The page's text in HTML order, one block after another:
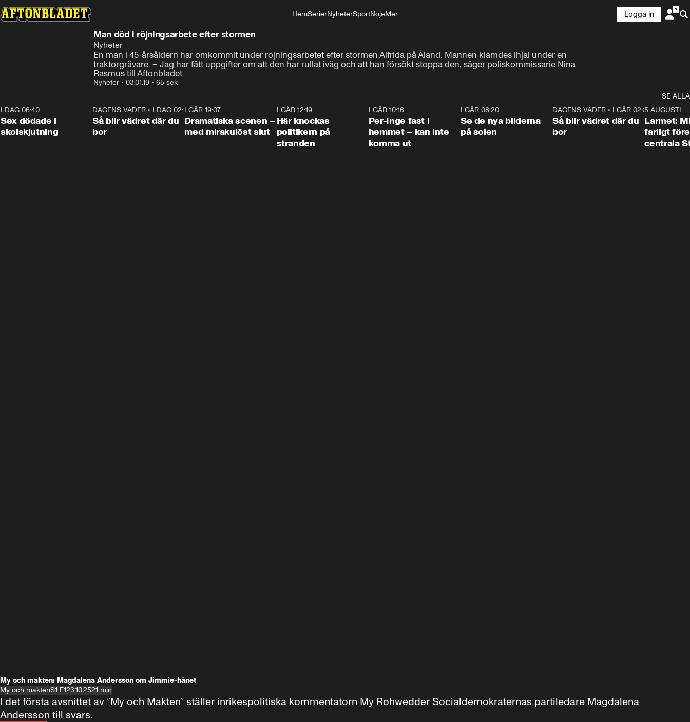
HemSerierNyheterSportNöjeMer
Logga in
Man död i röjningsarbete efter stormen
Nyheter
En man i 45-årsåldern har omkommit under röjningsarbetet efter stormen Alfrida på Åland. Mannen klämdes ihjäl under en
traktorgrävare. – Jag har fått uppgifter om att den har rullat iväg och att han försökt stoppa den, säger poliskommissarie Nina
Rasmus till Aftonbladet.
Nyheter • 03.01.19 • 65 sek
SE ALLA
I DAG 06:40
Sex dödade i
skolskjutning
1:06
DAGENS VÄDER • I DAG 02:30
Så blir vädret där du
bor
I GÅR 19:07
Dramatiska scenen –
med mirakulöst slut
I GÅR 12:19
Här knockas
politikern på
stranden
I GÅR 10:16
Per-Inge fast i
hemmet – kan inte
komma ut
I GÅR 08:20
Se de nya bilderna
på solen
1:06
DAGENS VÄDER • I GÅR 02:30
Så blir vädret där du
bor
5 AUGUSTI
Larmet:
farligt
centrala
My och makten: Magdalena Andersson om Jimmie-hånet
My och maktenS1 E123.10.2521 min
I det första avsnittet av ”My och Makten” ställer inrikespolitiska kommentatorn My Rohwedder Socialdemokraternas partiledare Magdalena
Andersson till svars.